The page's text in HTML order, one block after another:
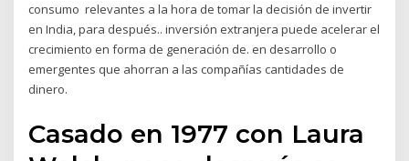
consumo relevantes a la hora de tomar la decisión de invertir
en India, para después.. inversión extranjera puede acelerar el
crecimiento en forma de generación de. en desarrollo o
emergentes que ahorran a las compañías cantidades de
dinero.
Casado en 1977 con Laura